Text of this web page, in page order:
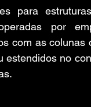
para
por
com as
estendidos no